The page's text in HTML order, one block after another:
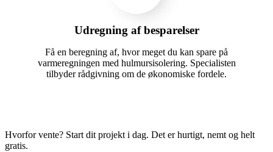
Udregning af besparelser
Få en beregning af, hvor meget du kan spare på
varmeregningen med hulmursisolering. Specialisten
tilbyder rådgivning om de økonomiske fordele.
Hvorfor vente? Start dit projekt i dag. Det er hurtigt, nemt og helt
gratis.